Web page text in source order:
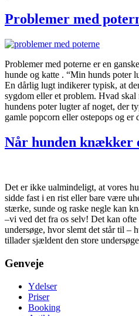
Problemer med
Problemer med poterne er en
hunde og katte . “Min hunds poter
En dårlig lugt indikerer typisk, at
sygdom eller et problem. Hvad
hundens poter lugter af noget, der
gamle popcorn eller ostepops og
Når hunden knækker
Det er ikke ualmindeligt, at vores
sidde fast i en rist eller bare være
stærke, sunde og raske negle kan
–vi ved det fra os selv! Det kan
undersøge, hvor slemt det står til –
tillader sjældent den store
Genveje
Ydelser
Priser
Booking